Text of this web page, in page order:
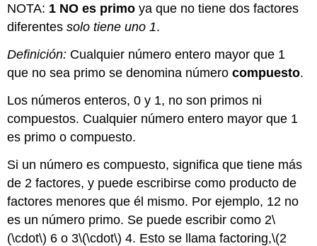
NOTA: 1 NO es primo ya que no tiene dos factores
diferentessolo tiene uno 1.
Definición: Cualquier número entero mayor que 1
que no sea primo se denomina númerocompuesto.
Los números enteros, 0 y 1, no son primos ni
compuestos. Cualquier número entero mayor que 1
es primo o compuesto.
Si un número es compuesto, significa que tiene más
de 2 factores, y puede escribirse como producto de
factores menores que él mismo. Por ejemplo, 12 no
es un número primo. Se puede escribir como 2\
(\cdot\) 6 o 3\(\cdot\) 4. Esto se llama factoring,\(2